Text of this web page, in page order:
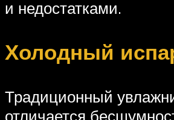
и недостатками.
Холодный
Традиционный
отличается